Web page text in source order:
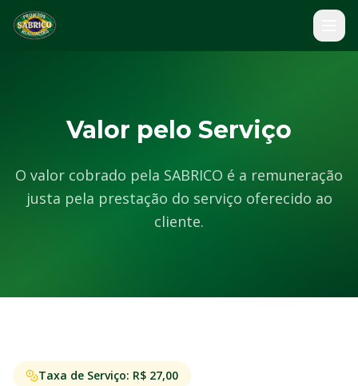
Valor pelo Serviço
O valor cobrado pela SABRICO é a remuneração
justa pela prestação do serviço oferecido ao
cliente.
Taxa de Serviço: R$ 27,00